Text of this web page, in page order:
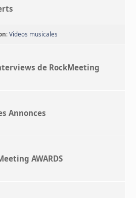
: Videos musicales
de RockMeeting
Annonces
AWARDS